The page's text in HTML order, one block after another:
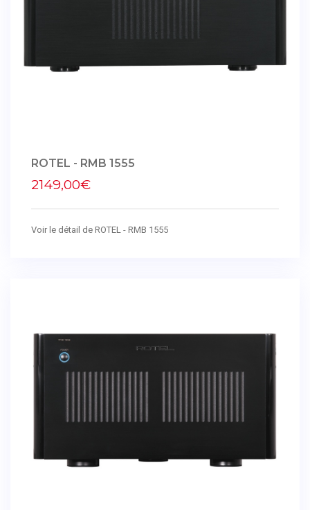
ROTEL - RMB 1555
2149,00€
Voir le détail de ROTEL - RMB 1555